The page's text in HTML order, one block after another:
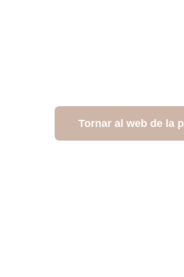
Tornar al web de la